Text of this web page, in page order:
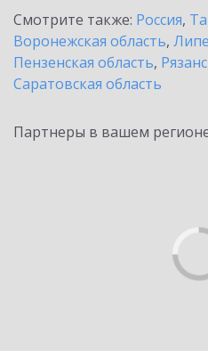
Смотрите также: Россия,
Воронежская область,
Пензенская область,
Саратовская область
Партнеры в вашем